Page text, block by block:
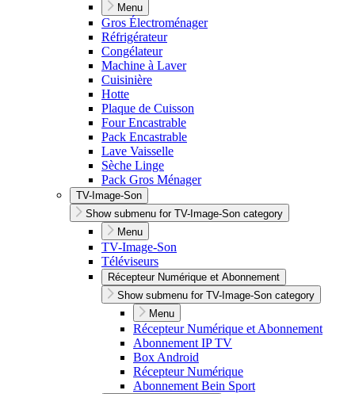
Menu
Gros Électroménager
Réfrigérateur
Congélateur
Machine à Laver
Cuisinière
Hotte
Plaque de Cuisson
Four Encastrable
Pack Encastrable
Lave Vaisselle
Sèche Linge
Pack Gros Ménager
TV-Image-Son
Show submenu for TV-Image-Son category
Menu
TV-Image-Son
Téléviseurs
Récepteur Numérique et Abonnement
Show submenu for TV-Image-Son category
Menu
Récepteur Numérique et Abonnement
Abonnement IP TV
Box Android
Récepteur Numérique
Abonnement Bein Sport